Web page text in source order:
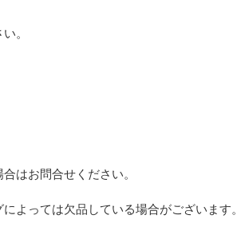
。
はお問合せください。
よっては欠品している場合がございます。